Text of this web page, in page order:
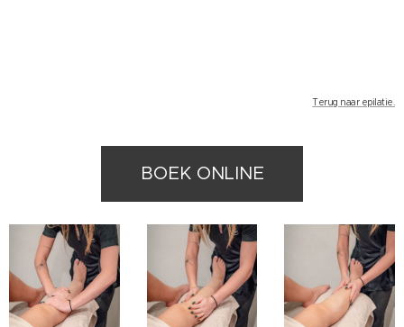
Terug naar epilatie.
BOEK ONLINE